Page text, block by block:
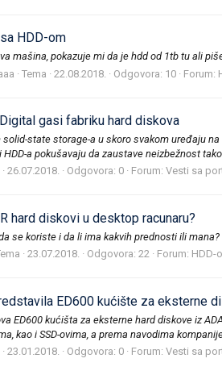
HDD-om
mašina, pokazuje mi da je hdd od 1tb tu ali
Tema 22.08.2018. Odgovora: 10 Forum:
gasi fabriku hard diskova
solid-state storage-a u skoro svakom uređaju
a pokušavaju da zaustave neizbežnost
26.07.2018. Odgovora: 0 Forum: Vesti sa
hard diskovi u desktop racunaru?
se koriste i da li ima kakvih prednosti ili mana?
23.07.2018. Odgovora: 22 Forum: HDD-
ED600 kućište za eksterne
ED600 kućišta za eksterne hard diskove iz
kao i SSD-ovima, a prema navodima
23.01.2018. Odgovora: 0 Forum: Vesti sa